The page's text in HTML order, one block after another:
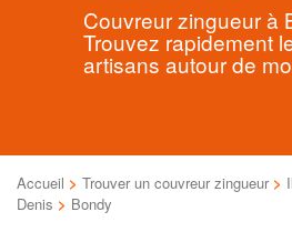
Couvreur zingueur à
Trouvez rapidement
artisans autour de
Accueil > Trouver un couvreur zingueur >
Denis > Bondy